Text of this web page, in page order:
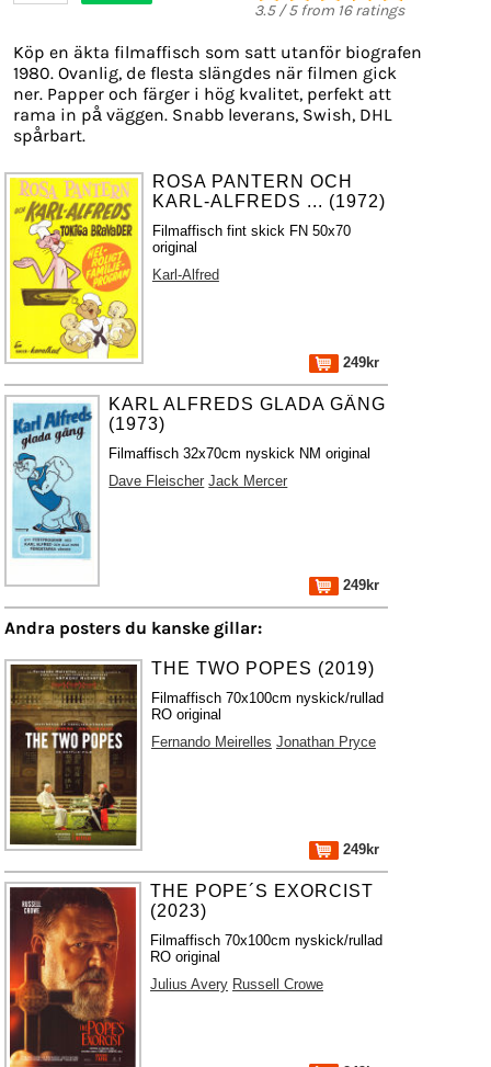
3.5/5from 16ratings
Köp en äkta filmaffisch som satt utanför biografen
1980. Ovanlig, de flesta slängdes när filmen gick
ner. Papper och färger i hög kvalitet, perfekt att
rama in på väggen. Snabb leverans, Swish, DHL
spårbart.
ROSA PANTERN OCH
KARL-ALFREDS ... (1972)
Filmaffisch fint skick FN 50x70
original
Karl-Alfred
249kr
KARL ALFREDS GLADA GÄNG
(1973)
Filmaffisch 32x70cm nyskick NM original
Dave Fleischer Jack Mercer
249kr
Andra posters du kanske gillar:
THE TWO POPES (2019)
Filmaffisch 70x100cm nyskick/rullad
RO original
Fernando Meirelles Jonathan Pryce
249kr
THE POPE´S EXORCIST
(2023)
Filmaffisch 70x100cm nyskick/rullad
RO original
Julius Avery Russell Crowe